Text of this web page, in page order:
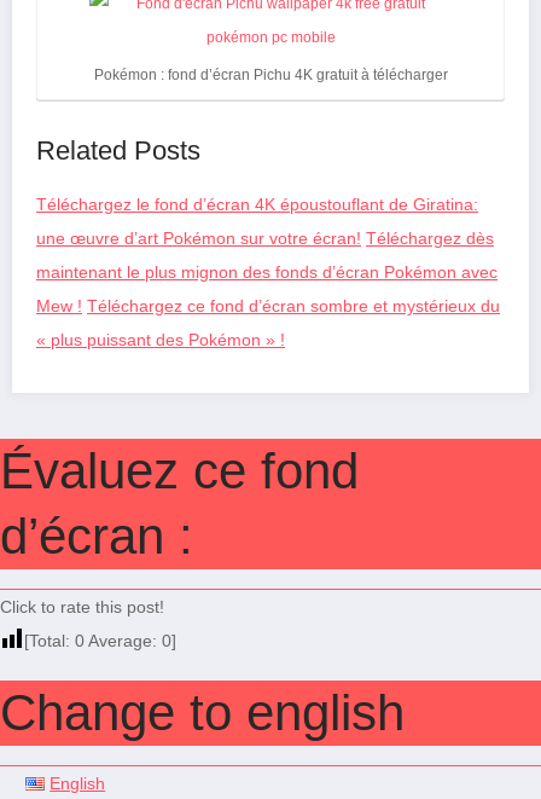
Pokémon : fond d’écran Pichu 4K gratuit à télécharger
Related Posts
Téléchargez le fond d’écran 4K époustouflant de Giratina:
une œuvre d’art Pokémon sur votre écran! Téléchargez dès
maintenant le plus mignon des fonds d’écran Pokémon avec
Mew ! Téléchargez ce fond d’écran sombre et mystérieux du
« plus puissant des Pokémon » !
Évaluez ce fond
d’écran :
Click to rate this post!
[Total: 0Average: 0]
Change to english
English